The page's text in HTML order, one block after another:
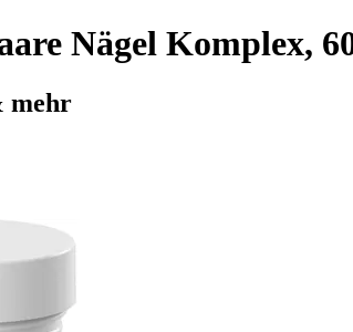
Nägel Komplex,
mehr